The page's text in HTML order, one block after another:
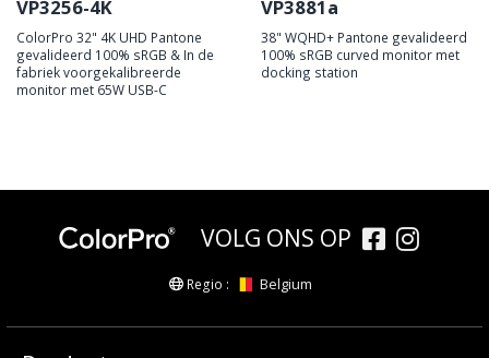
VP3256-4K
ColorPro 32" 4K UHD Pantone
gevalideerd 100% sRGB & In de
fabriek voorgekalibreerde
monitor met 65W USB-C
VP3881a
38" WQHD+ Pantone gevalideerd
100% sRGB curved monitor met
docking station
VOLG ONS OP
Regio : Belgium